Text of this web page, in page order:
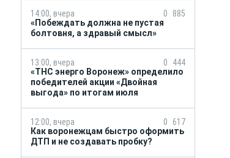
14:00, вчера 0
885
«Побеждать должна не пустая
болтовня, а здравый смысл»
13:00, вчера 0
444
«ТНС энерго Воронеж» определило
победителей акции «Двойная
выгода» по итогам июля
12:00, вчера 0
617
Как воронежцам быстро оформить
ДТП и не создавать пробку?